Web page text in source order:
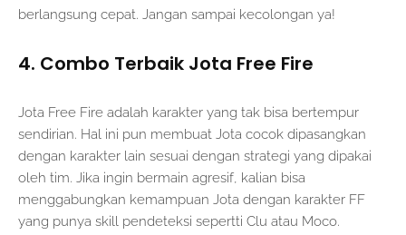
berlangsung cepat. Jangan sampai kecolongan ya!
4. Combo Terbaik Jota Free Fire
Jota Free Fire adalah karakter yang tak bisa bertempur
sendirian. Hal ini pun membuat Jota cocok dipasangkan
dengan karakter lain sesuai dengan strategi yang dipakai
oleh tim. Jika ingin bermain agresif, kalian bisa
menggabungkan kemampuan Jota dengan karakter FF
yang punya skill pendeteksi sepertti Clu atau Moco.